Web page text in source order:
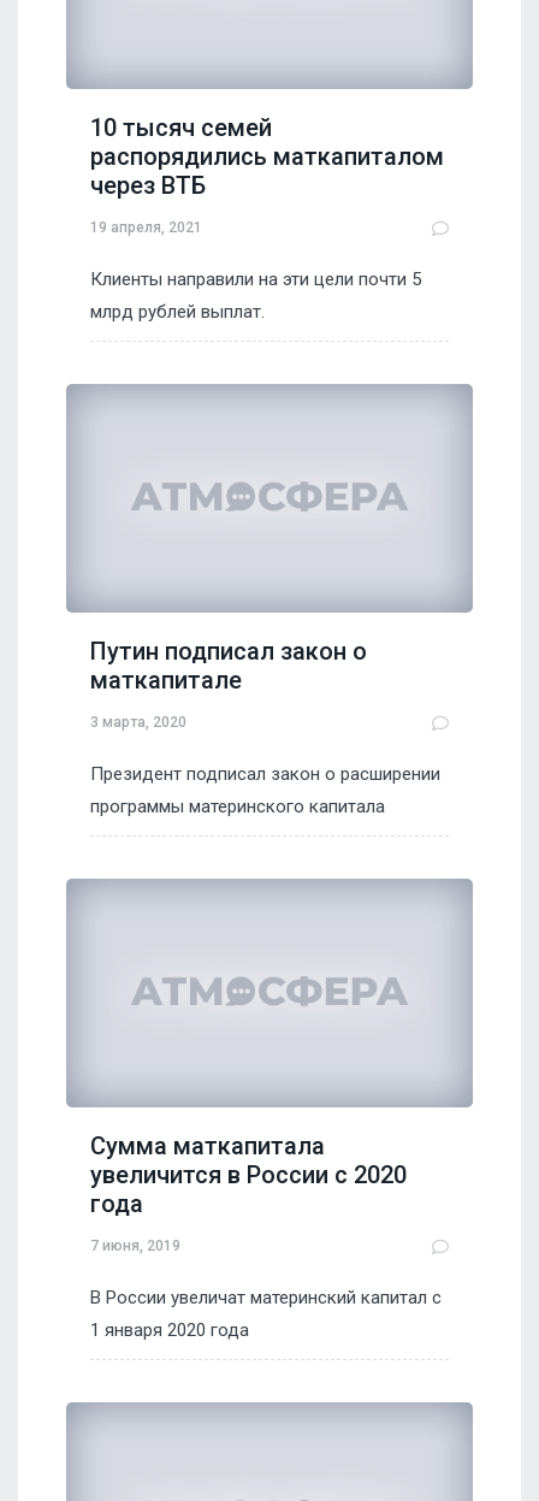
10 тысяч семей
распорядились маткапиталом
через ВТБ
19 апреля, 2021
Клиенты направили на эти цели почти 5
млрд рублей выплат.
Путин подписал закон о
маткапитале
3 марта, 2020
Президент подписал закон о расширении
программы материнского капитала
Сумма маткапитала
увеличится в России с 2020
года
7 июня, 2019
В России увеличат материнский капитал с
1 января 2020 года